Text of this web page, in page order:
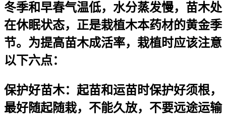
冬季和早春气温低，水分蒸发慢，苗木处
在休眠状态，正是栽植木本药材的黄金季
节。为提高苗木成活率，栽植时应该注意
以下六点：
保护好苗木：起苗和运苗时保护好须根，
最好随起随栽，不能久放，不要远途运输